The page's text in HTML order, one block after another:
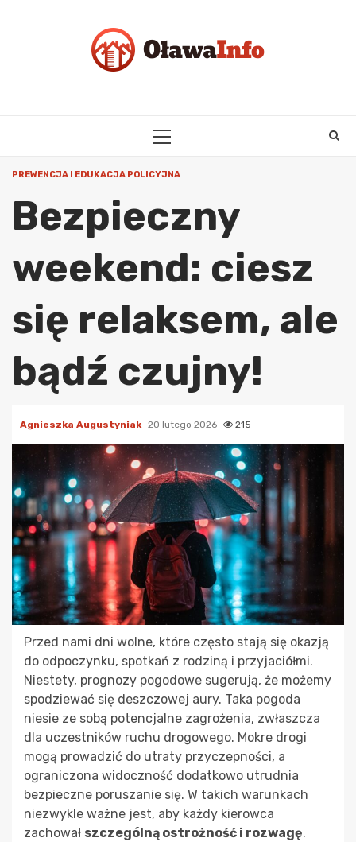
PRIMARY
PREWENCJA I EDUKACJA POLICYJNA
Bezpieczny
weekend: ciesz
się relaksem, ale
bądź czujny!
Agnieszka Augustyniak 20 lutego 2026 215
Przed nami dni wolne, które często stają się okazją
do odpoczynku, spotkań z rodziną i przyjaciółmi.
Niestety, prognozy pogodowe sugerują, że możemy
spodziewać się deszczowej aury. Taka pogoda
niesie ze sobą potencjalne zagrożenia, zwłaszcza
dla uczestników ruchu drogowego. Mokre drogi
mogą prowadzić do utraty przyczepności, a
ograniczona widoczność dodatkowo utrudnia
bezpieczne poruszanie się. W takich warunkach
niezwykle ważne jest, aby każdy kierowca
zachował szczególną ostrożność i rozwagę.